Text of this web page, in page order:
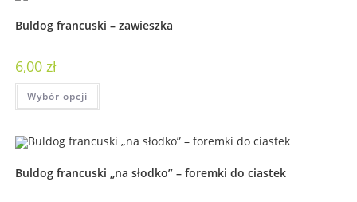
Buldog francuski – zawieszka
6,00 zł
Wybór opcji
Buldog francuski „na słodko” – foremki do ciastek